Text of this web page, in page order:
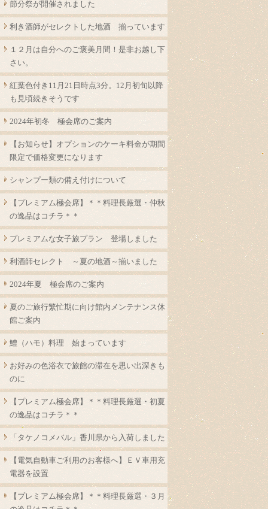
節分祭が開催されました
利き酒師がセレクトした地酒 揃っています
１２月は自分へのご褒美月間！是非お越し下
さい。
紅葉色付き11月21日時点3分。12月初旬以降
も見頃続きそうです
2024年初冬 極会席のご案内
【お知らせ】オプションのケーキ料金が期間
限定で価格変更になります
シャンプー類の備え付けについて
【プレミアム極会席】＊＊料理長厳選・仲秋
の逸品はコチラ＊＊
プレミアムな女子旅プラン 登場しました
利酒師セレクト ～夏の地酒～揃いました
2024年夏 極会席のご案内
夏のご旅行繁忙期に向け館内メンテナンス休
館ご案内
鱧（ハモ）料理 始まっています
お好みの色浴衣で旅館の滞在を思い出深きも
のに
【プレミアム極会席】＊＊料理長厳選・初夏
の逸品はコチラ＊＊
「タケノコメバル」香川県から入荷しました
【電気自動車ご利用のお客様へ】ＥＶ車用充
電器を設置
【プレミアム極会席】＊＊料理長厳選・３月